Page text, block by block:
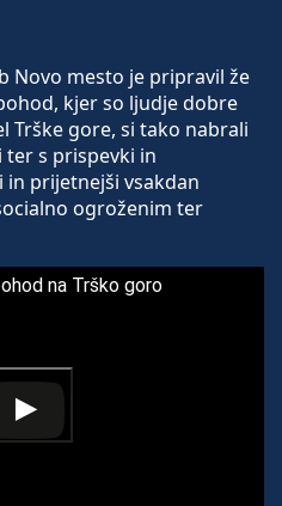
Novo mesto je pripravil že
kjer so ljudje dobre
Trške gore, si tako nabrali
ter s prispevki in
prijetnejši vsakdan
ogroženim ter
na Trško goro